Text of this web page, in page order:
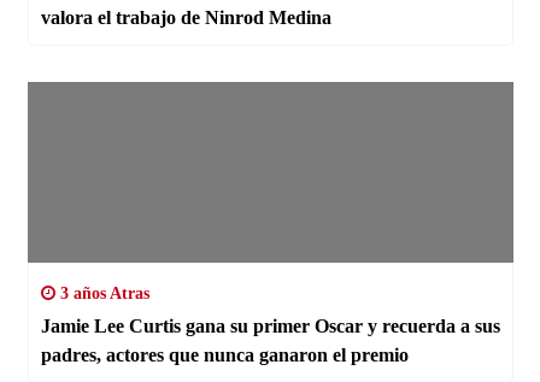
valora el trabajo de Ninrod Medina
3 años Atras
Jamie Lee Curtis gana su primer Oscar y recuerda a sus
padres, actores que nunca ganaron el premio